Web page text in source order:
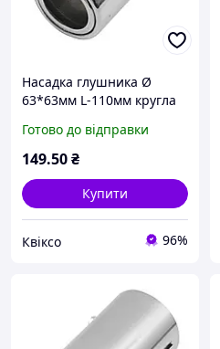
Насадка глушника Ø
63*63мм L-110мм кругла
106034
Готово до відправки
149.50₴
Купити
Квіксо 96%